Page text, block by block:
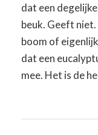
dat een
beuk. Geeft
boom of
dat een
mee. Het is de